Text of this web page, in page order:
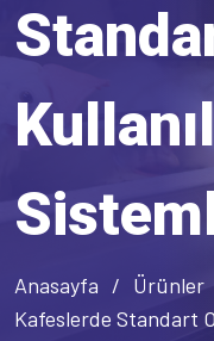
Anasayfa
Ürünler
Kafeslerde Standart